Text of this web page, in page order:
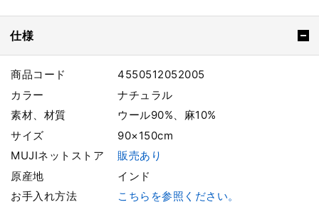
仕様
商品コード
4550512052005
カラー
ナチュラル
素材、材質
ウール90%、麻10%
サイズ
90×150cm
MUJIネットストア
販売あり
原産地
インド
お手入れ方法
こちらを参照ください。